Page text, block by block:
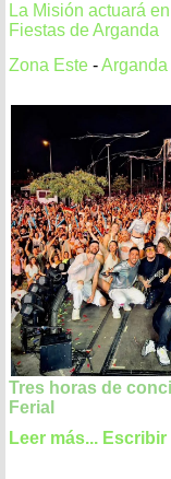
La Misión actuará
Fiestas de Arganda
Zona Este -
Tres horas de
Ferial
Leer más...